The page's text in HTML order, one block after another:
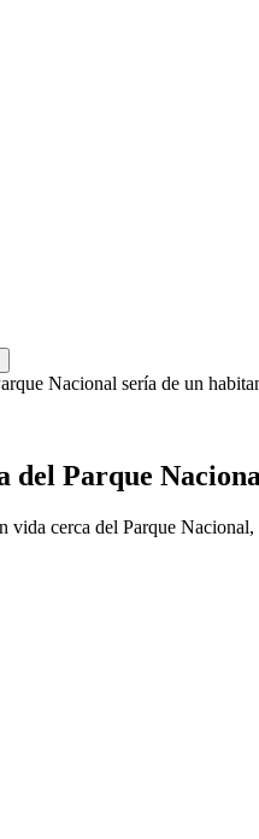
Nacional sería de un
del Parque
cerca del Parque